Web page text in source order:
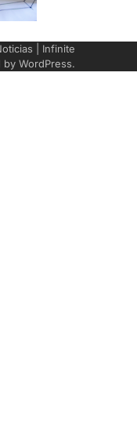
| Infinite
by WordPress.